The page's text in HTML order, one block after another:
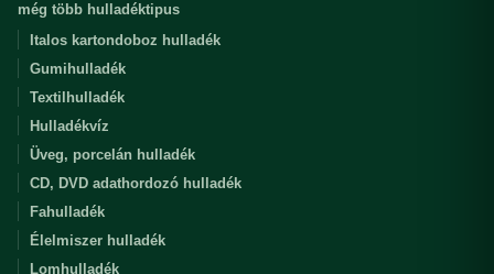
még több hulladéktipus
Italos kartondoboz hulladék
Gumihulladék
Textilhulladék
Hulladékvíz
Üveg, porcelán hulladék
CD, DVD adathordozó hulladék
Fahulladék
Élelmiszer hulladék
Lomhulladék